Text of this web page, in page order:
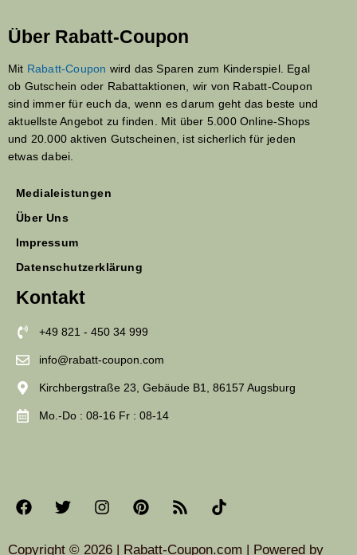
Über Rabatt-Coupon
Mit Rabatt-Coupon wird das Sparen zum Kinderspiel. Egal
ob Gutschein oder Rabattaktionen, wir von Rabatt-Coupon
sind immer für euch da, wenn es darum geht das beste und
aktuellste Angebot zu finden. Mit über 5.000 Online-Shops
und 20.000 aktiven Gutscheinen, ist sicherlich für jeden
etwas dabei.
Medialeistungen
Über Uns
Impressum
Datenschutzerklärung
Kontakt
+49 821 - 450 34 999
info@rabatt-coupon.com
Kirchbergstraße 23, Gebäude B1, 86157 Augsburg
Mo.-Do : 08-16 Fr : 08-14
Copyright © 2026 | Rabatt-Coupon.com | Powered by